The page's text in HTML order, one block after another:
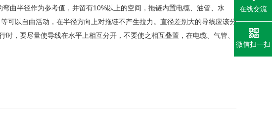
曲半径作为参考值，并留有10%以上的空间，拖链内置电缆、油管、水
可以自由活动，在半径方向上对拖链不产生拉力。直径差别大的导线应该分
，要尽量使导线在水平上相互分开，不要使之相互叠置，在电缆、气管、
在线交流
微信扫一扫